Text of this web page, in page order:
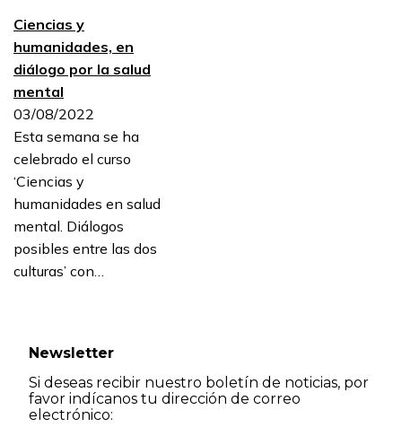
Ciencias y
humanidades, en
diálogo por la salud
mental
03/08/2022
Esta semana se ha
celebrado el curso
‘Ciencias y
humanidades en salud
mental. Diálogos
posibles entre las dos
culturas’ con…
Newsletter
Si deseas recibir nuestro boletín de noticias, por
favor indícanos tu dirección de correo
electrónico: